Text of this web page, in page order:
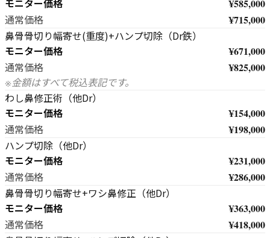
モニター価格 ¥585,000
通常価格 ¥715,000
鼻骨骨切り幅寄せ(重度)+ハンプ切除（Dr鉄）
モニター価格 ¥671,000
通常価格 ¥825,000
※金額はすべて税込表記です。
わし鼻修正術（他Dr）
モニター価格 ¥154,000
通常価格 ¥198,000
ハンプ切除（他Dr）
モニター価格 ¥231,000
通常価格 ¥286,000
鼻骨骨切り幅寄せ+ワシ鼻修正（他Dr）
モニター価格 ¥363,000
通常価格 ¥418,000